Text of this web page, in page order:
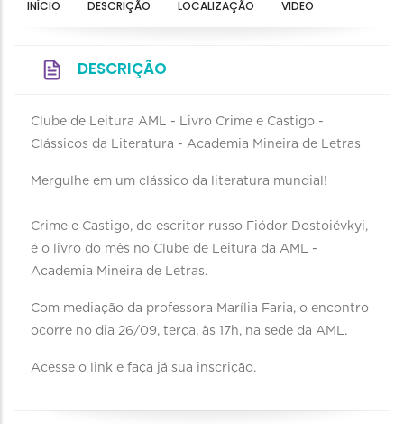
INÍCIO DESCRIÇÃO LOCALIZAÇÃO VIDEO
DESCRIÇÃO
Clube de Leitura AML - Livro Crime e Castigo -
Clássicos da Literatura - Academia Mineira de Letras
Mergulhe em um clássico da literatura mundial!
Crime e Castigo, do escritor russo Fiódor Dostoiévkyi,
é o livro do mês no Clube de Leitura da AML -
Academia Mineira de Letras.
Com mediação da professora Marília Faria, o encontro
ocorre no dia 26/09, terça, às 17h, na sede da AML.
Acesse o link e faça já sua inscrição.